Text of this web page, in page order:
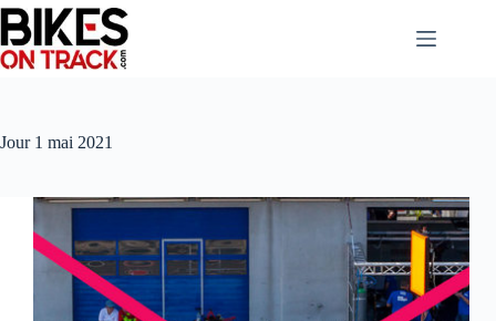
Passer
au
contenu
Jour1 mai 2021